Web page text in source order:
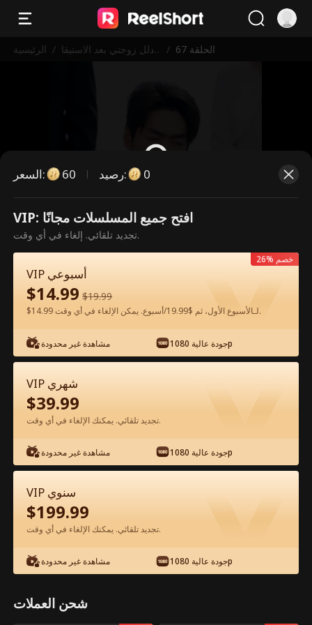
الرئيسية / أدلل زوجتي بعد الاستيقا
/ الحلقة 67
هذه حلقة مدفوعة. يرجى فتح القفل
فتح القفل الآن
شاهد مجانًا في التطبيق
الحلقة 67 - أدلل زوجتي بعد الاستيقاظ الفيلم
كامل
1-50 51-76
67 68 69 70 71
السعر: 60 رصيد: 0
VIP: افتح جميع المسلسلات مجانًا
تجديد تلقائي. إلغاء في أي وقت.
VIP أسبوعي
$14.99 $19.99
$14.99 لـالأسبوع الأول، ثم $19.99/أسبوع. يمكن الإلغاء في أي وقت.
مشاهدة غير محدودة جودة عالية 1080p
26% خصم
VIP شهري
$39.99
تجديد تلقائي. يمكنك الإلغاء في أي وقت.
مشاهدة غير محدودة جودة عالية 1080p
VIP سنوي
$199.99
تجديد تلقائي. يمكنك الإلغاء في أي وقت.
مشاهدة غير محدودة جودة عالية 1080p
شحن العملات